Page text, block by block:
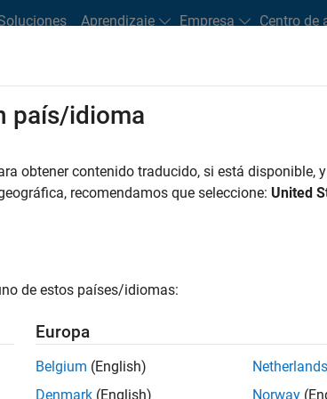
Aprendizaje Empresa Centro de
locales Estudiantes y nuevas carreras
FILTRADO POR Commercial Sales
se han traducido todos los empleos. Busque por
país/idioma
obtener contenido traducido, si está disponible,
recomendamos que seleccione: United
de estos países/idiomas:
Europa
Belgium (English)
Denmark (English)
Netherlands
Norway